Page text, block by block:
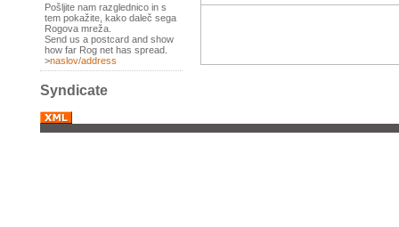
Pošljite nam razglednico in s
tem pokažite, kako daleč sega
Rogova mreža.
Send us a postcard and show
how far Rog net has spread.
>naslov/address
Syndicate